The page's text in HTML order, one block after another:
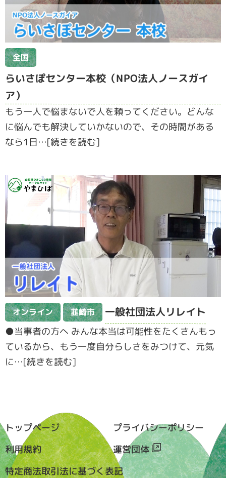
全国
らいさぽセンター本校（NPO法人ノースガイ
ア）
もう一人で悩まないで人を頼ってください。どんな
に悩んでも解決していかないので、その時間がある
なら1日…[続きを読む]
オンライン 韮崎市 一般社団法人リレイト
●当事者の方へ みんな本当は可能性をたくさんもっ
ているから、もう一度自分らしさをみつけて、元気
に…[続きを読む]
トップページ プライバシーポリシー
利用規約 運営団体
特定商法取引法に基づく表記